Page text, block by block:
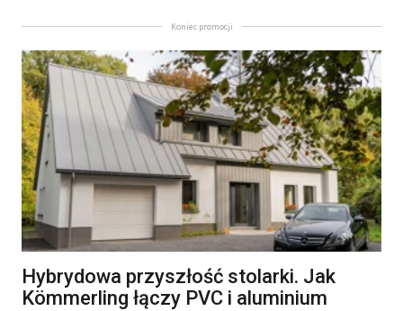
Koniec promocji
Hybrydowa przyszłość stolarki. Jak
Kömmerling łączy PVC i aluminium